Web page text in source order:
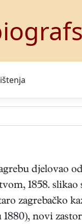
djelovao
1858.
zagrebačko
novi